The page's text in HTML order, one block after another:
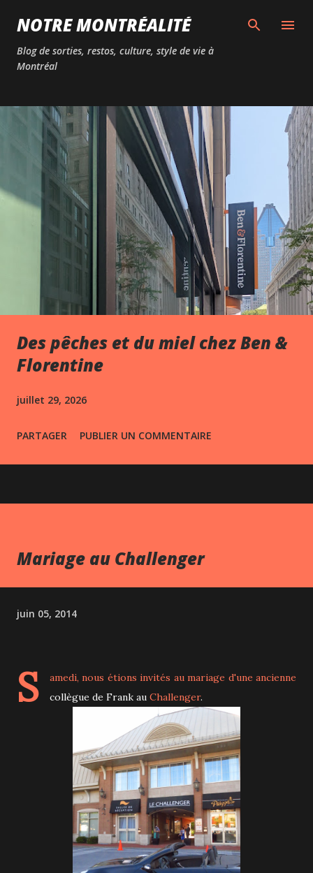
Passer au contenu principal
NOTRE MONTRÉALITÉ
Blog de sorties, restos, culture, style de vie à
Montréal
Des pêches et du miel chez Ben &
Florentine
juillet 29, 2026
PARTAGER PUBLIER UN COMMENTAIRE
Mariage au Challenger
juin 05, 2014
S
amedi, nous étions invités au mariage d'une ancienne
collègue de Frank au Challenger.